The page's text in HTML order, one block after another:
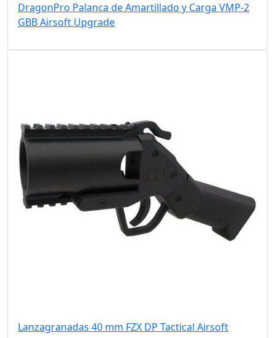
DragonPro Palanca de Amartillado y Carga VMP-2
GBB Airsoft Upgrade
Lanzagranadas 40 mm FZX DP Tactical Airsoft